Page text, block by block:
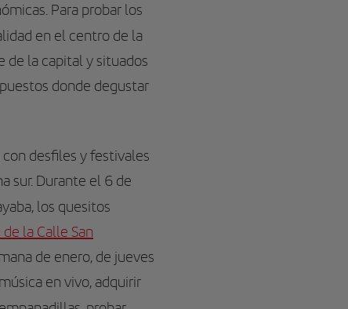
Para probar los
en el centro de la
de la capital y situados
donde degustar
desfiles y festivales
sur. Durante el 6 de
los quesitos
de la Calle San
de enero, de jueves
en vivo, adquirir